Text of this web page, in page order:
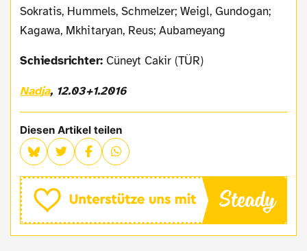
Sokratis, Hummels, Schmelzer; Weigl, Gundogan;
Kagawa, Mkhitaryan, Reus; Aubameyang
Schiedsrichter: Cüneyt Cakir (TÜR)
Nadja, 12.03+1.2016
Diesen Artikel teilen